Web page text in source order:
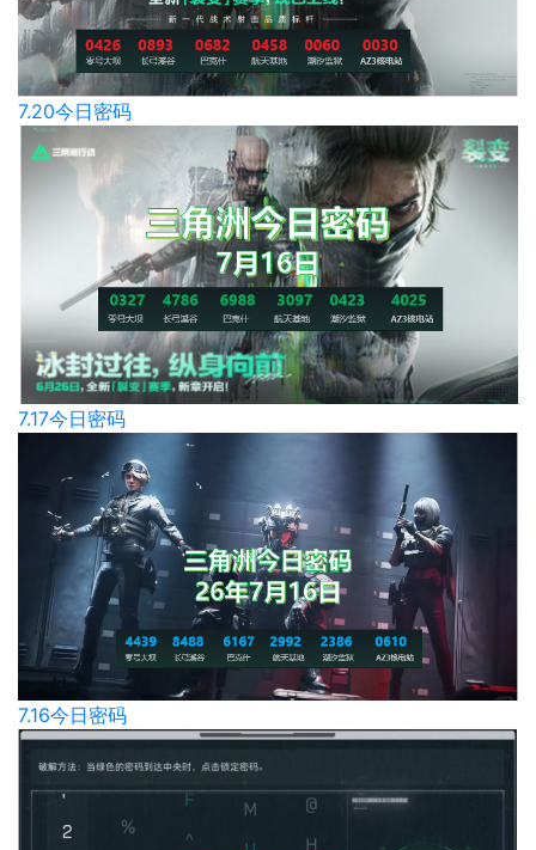
7.20今日密码
7.17今日密码
7.16今日密码